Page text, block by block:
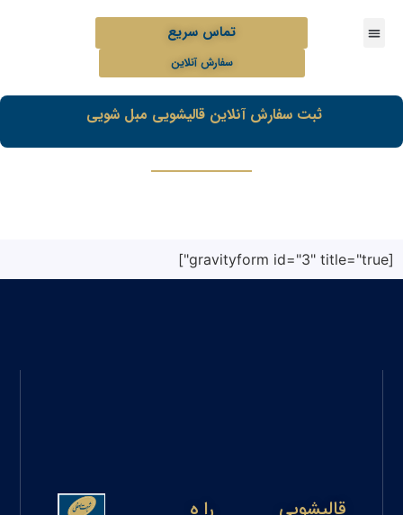
تماس سریع
سفارش آنلاین
ثبت سفارش آنلاین قالیشویی مبل شویی
[gravityform id="3" title="true"]
قالیشویی
را ه